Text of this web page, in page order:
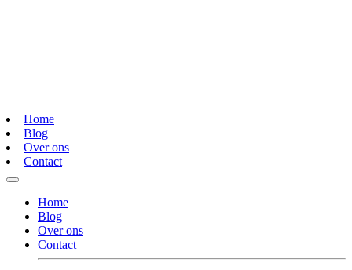
Home
Blog
Over ons
Contact
Home
Blog
Over ons
Contact